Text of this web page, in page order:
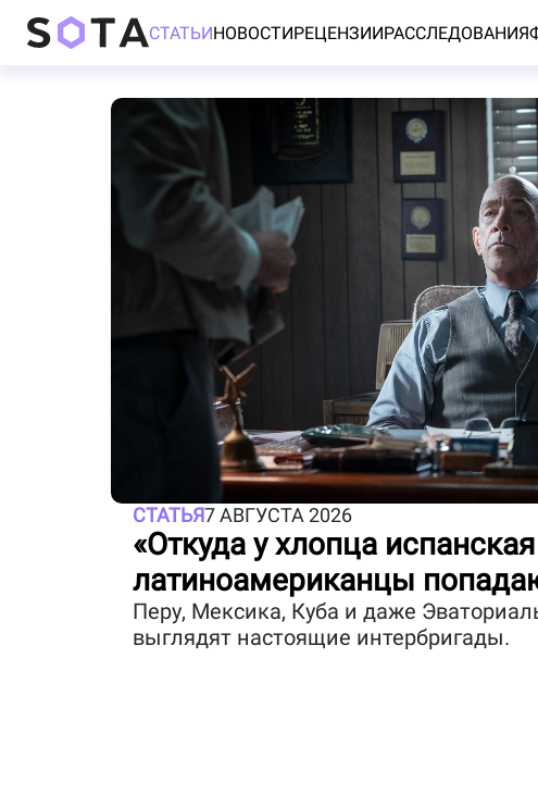
СТАТЬИНОВОСТИРЕЦЕНЗИИРАССЛЕДОВАНИЯ
СТАТЬЯ7 АВГУСТА 2026
«Откуда у хлопца испанская
латиноамериканцы
Перу, Мексика, Куба и даже
выглядят настоящие интербригады.